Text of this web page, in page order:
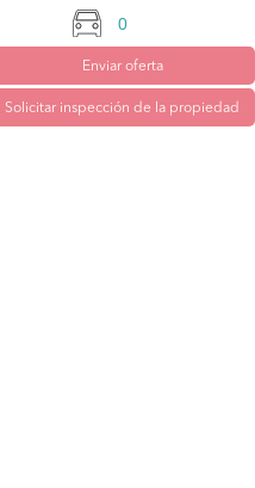
0
Enviar oferta
Solicitar inspección de la propiedad